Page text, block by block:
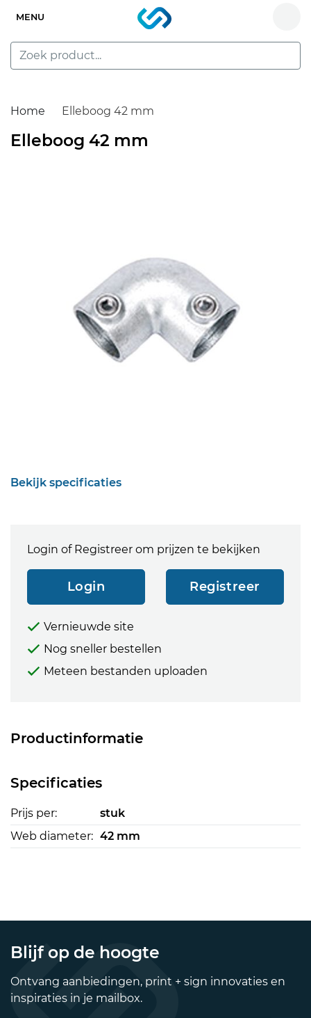
MENU
Home Elleboog 42 mm
Productinformatie
Specificaties
Prijs per:
stuk
Web diameter: 42 mm
Elleboog 42 mm
Bekijk specificaties
Login of Registreer om prijzen te bekijken
Login Registreer
Vernieuwde site
Nog sneller bestellen
Meteen bestanden uploaden
Blijf op de hoogte
Ontvang aanbiedingen, print + sign innovaties en
inspiraties in je mailbox.